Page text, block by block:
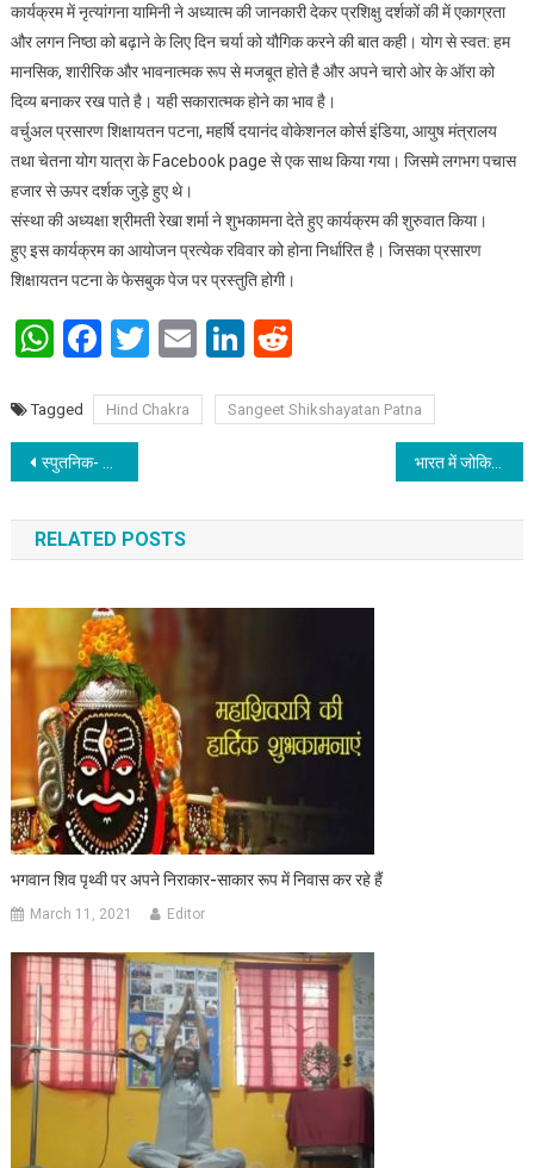
कार्यक्रम में नृत्यांगना यामिनी ने अध्यात्म की जानकारी देकर प्रशिक्षु दर्शकों की में एकाग्रता
और लगन निष्ठा को बढ़ाने के लिए दिन चर्या को यौगिक करने की बात कही। योग से स्वत: हम
मानसिक, शारीरिक और भावनात्मक रूप से मजबूत होते है और अपने चारो ओर के ऑरा को
दिव्य बनाकर रख पाते है। यही सकारात्मक होने का भाव है।
वर्चुअल प्रसारण शिक्षायतन पटना, महर्षि दयानंद वोकेशनल कोर्स इंडिया, आयुष मंत्रालय
तथा चेतना योग यात्रा के Facebook page से एक साथ किया गया। जिसमे लगभग पचास
हजार से ऊपर दर्शक जुड़े हुए थे।
संस्था की अध्यक्षा श्रीमती रेखा शर्मा ने शुभकामना देते हुए कार्यक्रम की शुरुवात किया।
हुए इस कार्यक्रम का आयोजन प्रत्येक रविवार को होना निर्धारित है। जिसका प्रसारण
शिक्षायतन पटना के फेसबुक पेज पर प्रस्तुति होगी।
WhatsApp
Facebook
Twitter
EmailLinkedIn
Reddit
Tagged Hind Chakra Sangeet Shikshayatan Patna
Post navigation
स्पुतनिक- V वैक्सीन की कोई गंभीर साइड इफेक्ट अभी तक सामने नहीं आया है भारत में जोकि मोडर्ना वैक्सीन और फाइजर वैक्सीन की मंजूरी नही
RELATED POSTS
भगवान शिव पृथ्वी पर अपने निराकार-साकार रूप में निवास कर रहे हैं
March 11, 2021 Editor